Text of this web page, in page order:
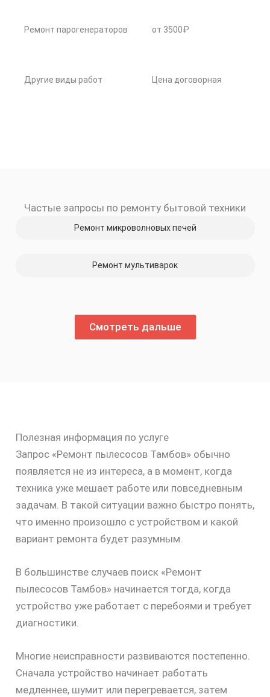
Ремонт парогенераторов от 3500₽
Другие виды работ Цена договорная
Частые запросы по ремонту бытовой техники
Ремонт микроволновых печей
Ремонт мультиварок
Смотреть дальше
Полезная информация по услуге
Запрос «Ремонт пылесосов Тамбов» обычно
появляется не из интереса, а в момент, когда
техника уже мешает работе или повседневным
задачам. В такой ситуации важно быстро понять,
что именно произошло с устройством и какой
вариант ремонта будет разумным.
В большинстве случаев поиск «Ремонт
пылесосов Тамбов» начинается тогда, когда
устройство уже работает с перебоями и требует
диагностики.
Многие неисправности развиваются постепенно.
Сначала устройство начинает работать
медленнее, шумит или перегревается, затем